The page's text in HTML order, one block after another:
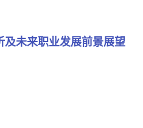
未来职业发展前景展望